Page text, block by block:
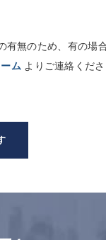
無のため、有の場
ム よりご連絡くださ